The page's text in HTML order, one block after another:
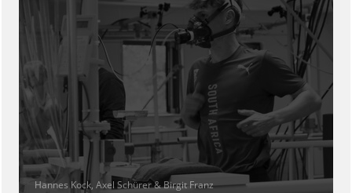
Hannes Kock, Axel Schürer & Birgit Franz